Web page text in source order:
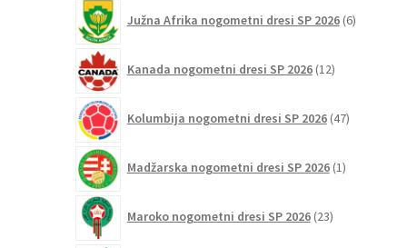
Južna Afrika nogometni dresi SP 2026 6izdelkov
Kanada nogometni dresi SP 2026 12izdelkov
Kolumbija nogometni dresi SP 2026 47izdelkov
Madžarska nogometni dresi SP 2026 1izdelek
Maroko nogometni dresi SP 2026 23izdelkov